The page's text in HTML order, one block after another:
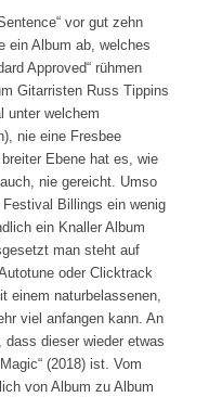
vor gut zehn
ein Album ab, welches
Approved“ rühmen
Gitarristen Russ Tippins
unter welchem
nie eine Fresbee
Ebene hat es, wie
nie gereicht. Umso
Billings ein wenig
ein Knaller Album
man steht auf
oder Clicktrack
einem naturbelassenen,
viel anfangen kann. An
dieser wieder etwas
(2018) ist. Vom
von Album zu Album